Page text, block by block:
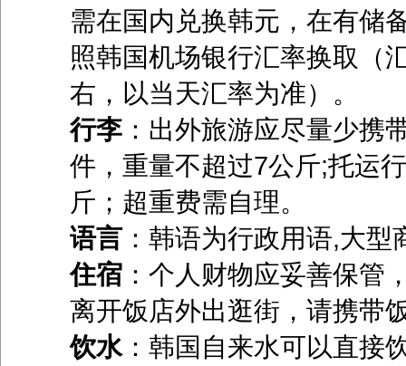
需在国内兑换韩元，在有储
照韩国机场银行汇率换取（
右，以当天汇率为准）。
行李：出外旅游应尽量少携
件，重量不超过7公斤;托运
斤；超重费需自理。
语言：韩语为行政用语,大型
住宿：个人财物应妥善保管
离开饭店外出逛街，请携带
饮水：韩国自来水可以直接